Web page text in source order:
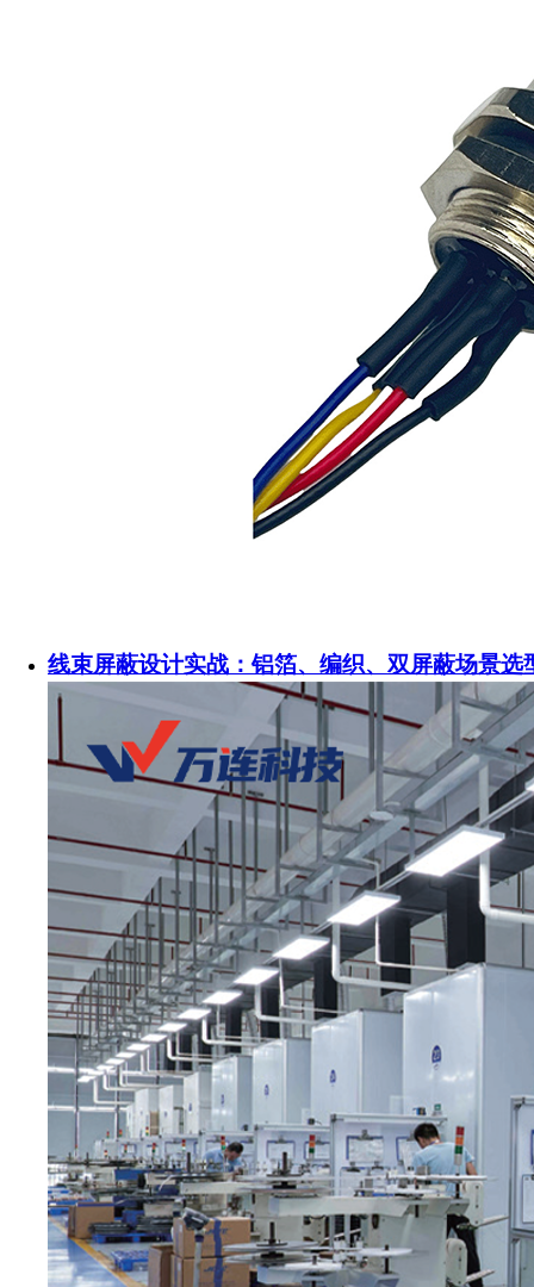
线束屏蔽设计实战：铝箔、编织、双屏蔽场景选